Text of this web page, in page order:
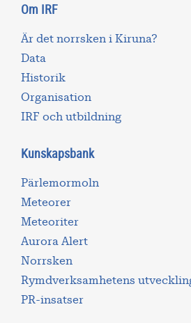
Om IRF
Är det norrsken i Kiruna?
Data
Historik
Organisation
IRF och utbildning
Kunskapsbank
Pärlemormoln
Meteorer
Meteoriter
Aurora Alert
Norrsken
Rymdverksamhetens
PR-insatser